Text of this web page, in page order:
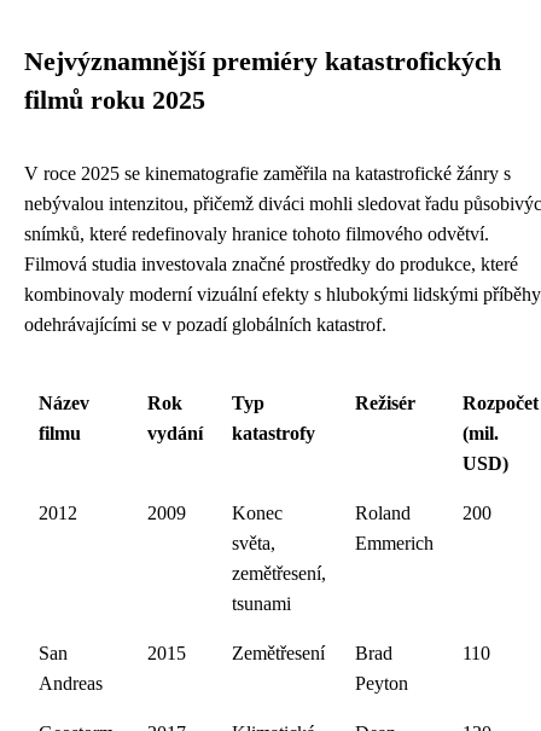
Nejvýznamnější premiéry katastrofických
filmů roku 2025
V roce 2025 se kinematografie zaměřila na katastrofické žánry s
nebývalou intenzitou, přičemž diváci mohli sledovat řadu
snímků, které redefinovaly hranice tohoto filmového odvětví.
Filmová studia investovala značné prostředky do produkce, které
kombinovaly moderní vizuální efekty s hlubokými lidskými příběhy
odehrávajícími se v pozadí globálních katastrof.
Název
filmu
Rok
vydání
Typ
katastrofy
Režisér
Rozpočet
(mil.
USD)
2012 2009
Konec
světa,
zemětřesení,
tsunami
Roland
Emmerich
200
San
Andreas
2015 Zemětřesení
Brad
Peyton
110